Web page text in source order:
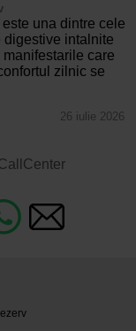
una dintre cele
digestive intalnite
care
zilnic se
26 iulie 2026